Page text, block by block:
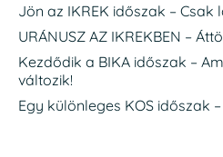
Jön az IKREK időszak – Csak
URÁNUSZ AZ IKREKBEN –
Kezdődik a BIKA időszak –
változik!
Egy különleges KOS időszak